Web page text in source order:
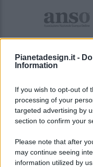
Pianetadesign.it -
Information
If you wish to opt-out of
processing of your
targeted advertising by
section to confirm your
Please note that after
may continue seeing
information utilized by
© 2026 - Pianeta
Registrata Al Tribunale
ISCRIZIONE AL
(ASSOCIAZIONE